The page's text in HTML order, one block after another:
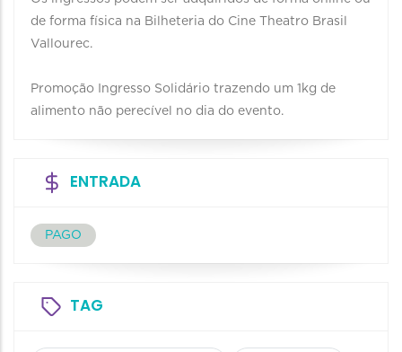
de forma física na Bilheteria do Cine Theatro Brasil
Vallourec.
Promoção Ingresso Solidário trazendo um 1kg de
alimento não perecível no dia do evento.
ENTRADA
PAGO
TAG